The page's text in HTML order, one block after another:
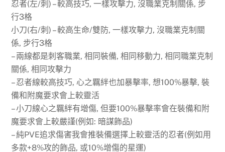
忍者(左/刺) – 較高技巧, 一樣攻擊力, 沒職業克制關係, 步
行3格
小刀(右/刺) – 較高生命/雙防, 一樣攻擊力, 沒職業克制關
係, 步行3格
– 兩線都是刺客職業, 相同裝備, 相同移動力, 相同職業克制
關係, 相同攻擊力
– 忍者線較高技巧, 心之羈絆也加暴擊率, 想100%暴擊, 裝
備和附魔要求會上較靈活
– 小刀線心之羈絆有增傷, 但要100%暴擊率會在裝備和附
魔要求會上較嚴謹(例如: 暗謀飾品)
– 純PVE追求傷害我會推裝備選擇上較靈活的忍者(例如用
多款+8%攻的飾品, 或10%增傷的星運)